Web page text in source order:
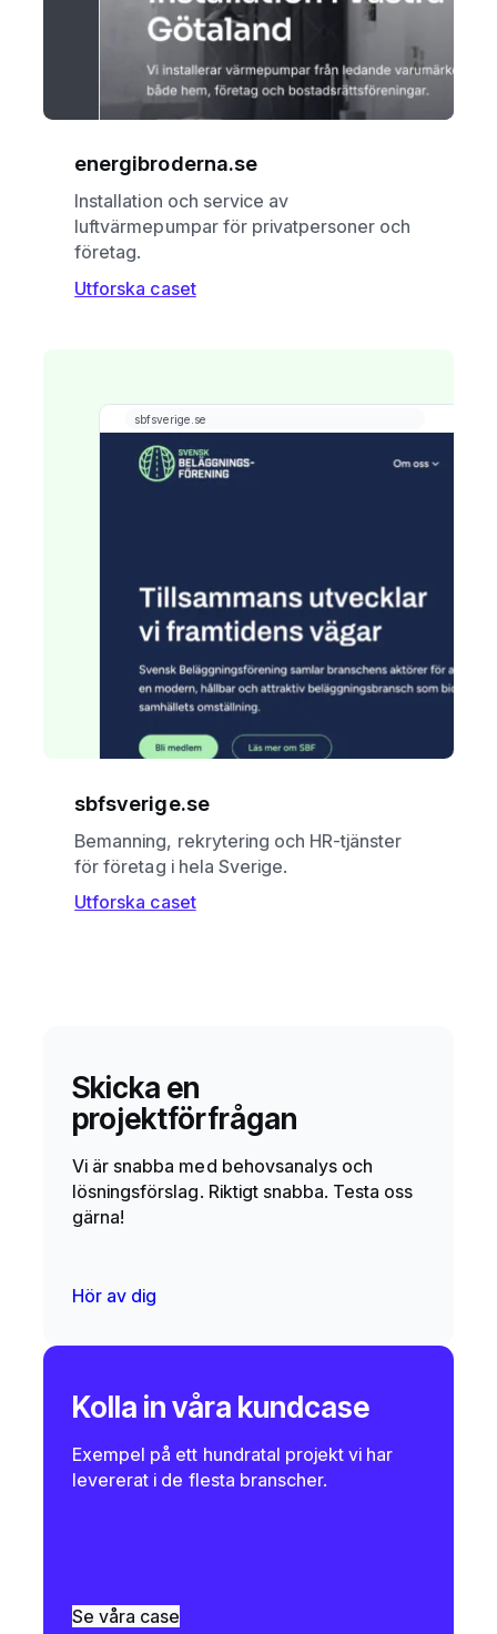
energibroderna.se
Installation och service av
luftvärmepumpar för privatpersoner och
företag.
Utforska caset
sbfsverige.se
Bemanning, rekrytering och HR-tjänster
för företag i hela Sverige.
Utforska caset
Skicka en
projektförfrågan
Vi är snabba med behovsanalys och
lösningsförslag. Riktigt snabba. Testa oss
gärna!
Hör av dig
Kolla in våra kundcase
Exempel på ett hundratal projekt vi har
levererat i de flesta branscher.
Se våra case